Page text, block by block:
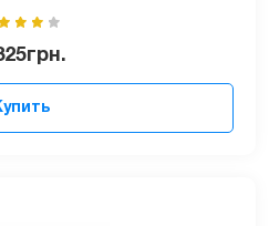
грн.